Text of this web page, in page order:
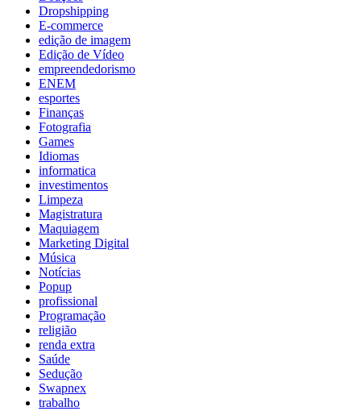
Dropshipping
E-commerce
edição de imagem
Edição de Vídeo
empreendedorismo
ENEM
esportes
Finanças
Fotografia
Games
Idiomas
informatica
investimentos
Limpeza
Magistratura
Maquiagem
Marketing Digital
Música
Notícias
Popup
profissional
Programação
religião
renda extra
Saúde
Sedução
Swapnex
trabalho